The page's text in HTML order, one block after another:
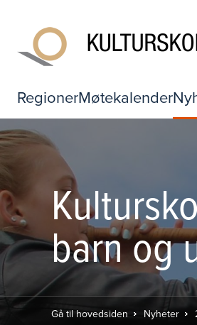
RegionerMøtekalender
barn og
Gå til hovedsiden Nyheter